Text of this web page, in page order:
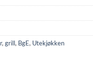
, grill, BgE, Utekjøkken